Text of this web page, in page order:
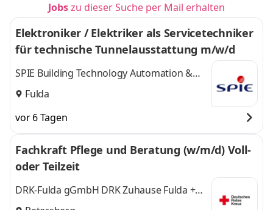
Jobszu dieser Suche per Mail erhalten
Elektroniker / Elektriker als Servicetechniker
für technische Tunnelausstattung m/w/d
SPIE Building Technology Automation &
Traffic GmbH
Fulda
vor 6 Tagen
Fachkraft Pflege und Beratung (w/m/d) Voll-
oder Teilzeit
DRK-Fulda gGmbH DRK Zuhause Fulda +
Neuhof